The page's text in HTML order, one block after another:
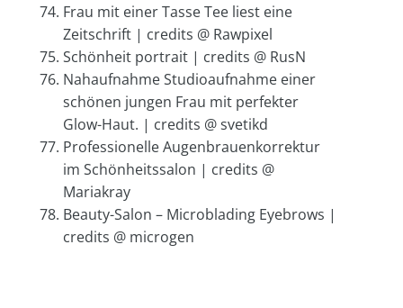
Frau mit einer Tasse Tee liest eine
Zeitschrift | credits @ Rawpixel
Schönheit portrait | credits @ RusN
Nahaufnahme Studioaufnahme einer
schönen jungen Frau mit perfekter
Glow-Haut. | credits @ svetikd
Professionelle Augenbrauenkorrektur
im Schönheitssalon | credits @
Mariakray
Beauty-Salon – Microblading Eyebrows |
credits @ microgen